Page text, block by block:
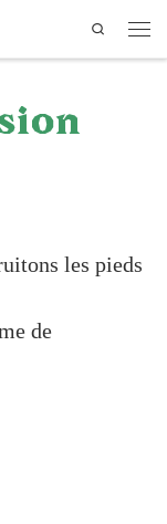
Search
les pieds
de